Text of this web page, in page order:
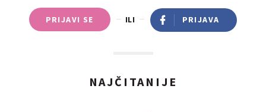
trudnoće naprotiv prizeljkivala bi je. Svako dijete znam kada
sam začela te taj čas blagoslivljala i nadalje. To je za mene
da zdravi i redoviti sexualni odnos meďu supružnicima održava
PRIJAVI SE ILI PRIJAVA
NAJČITANIJE